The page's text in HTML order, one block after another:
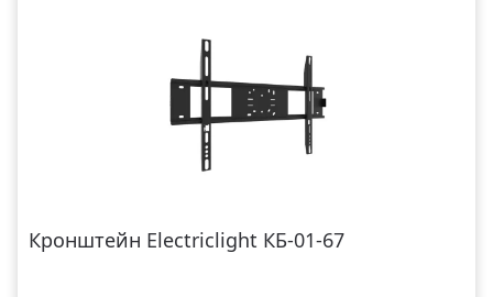
Кронштейн Electriclight КБ-01-67